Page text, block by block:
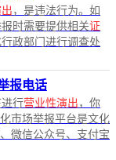
，是违法行为。如
时需要提供相关证
政部门进行调查处
报电话
进行营业性演出 ，你
市场举报平台是文化
微信公众号、支付宝